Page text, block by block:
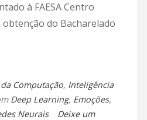
à FAESA Centro
do Bacharelado
Computação, Inteligência
Deep Learning, Emoções,
Neurais
Deixe um